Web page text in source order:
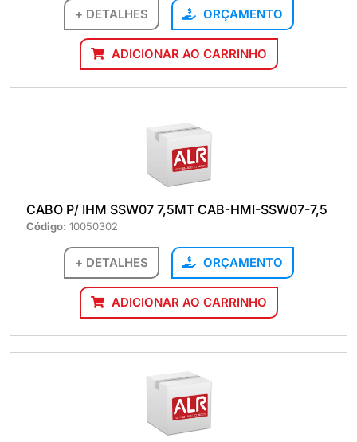
+ DETALHES ORÇAMENTO
ADICIONAR AO CARRINHO
CABO P/ IHM SSW07 7,5MT CAB-HMI-SSW07-7,5
Código: 10050302
+ DETALHES ORÇAMENTO
ADICIONAR AO CARRINHO